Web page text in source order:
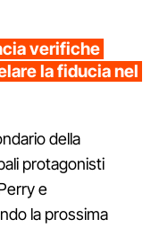
verifiche
la fiducia nel
della
protagonisti
e
la prossima